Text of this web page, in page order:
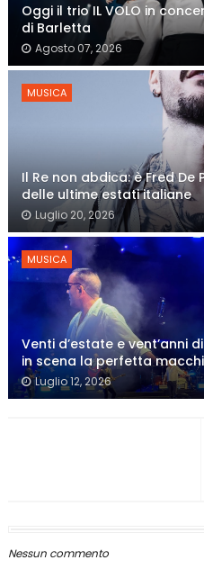
Oggi il trio IL VOLO in
di Barletta
Agosto 07, 2026
MUSICA
Il Re non abdica: è Fred
delle ultime estati italiane
Luglio 20, 2026
MUSICA
Venti d’estate e vent’anni
in scena la perfetta
Luglio 12, 2026
Nessun commento